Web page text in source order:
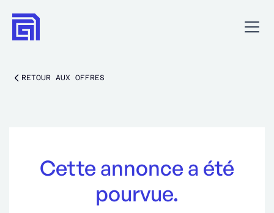
RETOUR AUX OFFRES
Cette annonce a été
pourvue.